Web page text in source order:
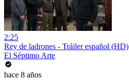
2:25
Rey de ladrones - Tráiler español (HD)
El Séptimo Arte
hace 8 años